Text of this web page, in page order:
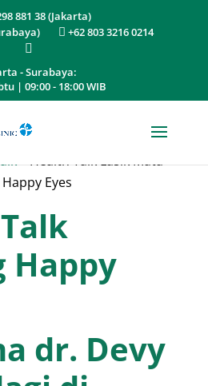
881 38 (Jakarta)
+62 803 3216 0214
- Surabaya:
| 09:00 - 18:00 WIB
»Health Talk Lasik Mata
Eyes
Happy
dr. Devy